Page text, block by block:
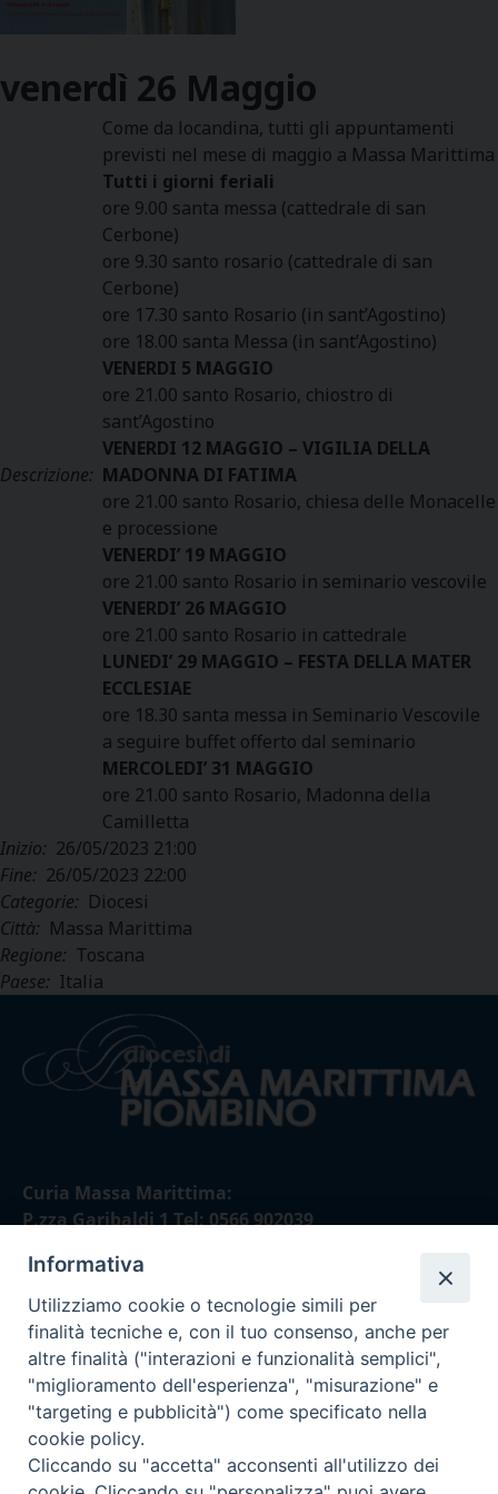
venerdì 26 Maggio
Descrizione:
Come da locandina, tutti gli appuntamenti
previsti nel mese di maggio a Massa Marittima
Tutti i giorni feriali
ore 9.00 santa messa (cattedrale di san
Cerbone)
ore 9.30 santo rosario (cattedrale di san
Cerbone)
ore 17.30 santo Rosario (in sant’Agostino)
ore 18.00 santa Messa (in sant’Agostino)
VENERDI 5 MAGGIO
ore 21.00 santo Rosario, chiostro di
sant’Agostino
VENERDI 12 MAGGIO – VIGILIA DELLA
MADONNA DI FATIMA
ore 21.00 santo Rosario, chiesa delle Monacelle
e processione
VENERDI’ 19 MAGGIO
ore 21.00 santo Rosario in seminario vescovile
VENERDI’ 26 MAGGIO
ore 21.00 santo Rosario in cattedrale
LUNEDI’ 29 MAGGIO – FESTA DELLA MATER
ECCLESIAE
ore 18.30 santa messa in Seminario Vescovile
a seguire buffet offerto dal seminario
MERCOLEDI’ 31 MAGGIO
ore 21.00 santo Rosario, Madonna della
Camilletta
Inizio: 26/05/2023 21:00
Fine: 26/05/2023 22:00
Categorie: Diocesi
Città: Massa Marittima
Regione: Toscana
Paese: Italia
Curia Massa Marittima:
P.zza Garibaldi 1 Tel: 0566 902039
Curia Piombino:
Via Don Minzoni,58/A Tel e Fax: 0565 32036
E-mail:
curia@diocesimassamarittima.it
Informativa
Utilizziamo cookie o tecnologie simili per
finalità tecniche e, con il tuo consenso, anche per
altre finalità ("interazioni e funzionalità semplici",
"miglioramento dell'esperienza", "misurazione" e
"targeting e pubblicità") come specificato nella
cookie policy.
Cliccando su "accetta" acconsenti all'utilizzo dei